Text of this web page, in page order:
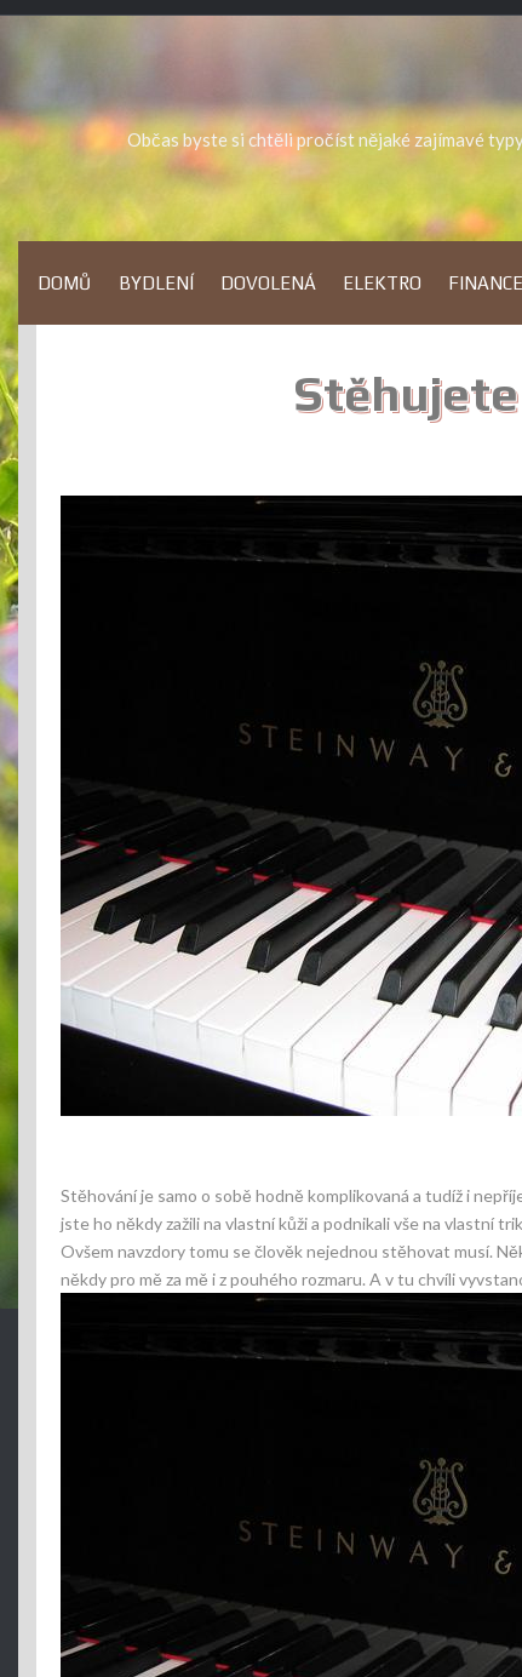
Skip
Občas byste si chtěli pročíst nějaké zajímavé
DOMŮ BYDLENÍ DOVOLENÁ ELEKTRO FINANCE
Stěhování je samo o sobě hodně komplikovaná a tudíž i
jste ho někdy zažili na vlastní kůži a podnikali vše na vlastní
Ovšem navzdory tomu se člověk nejednou stěhovat musí.
někdy pro mě za mě i z pouhého rozmaru. A v tu chvíli